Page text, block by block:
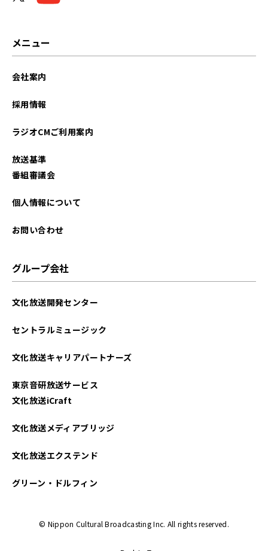
メニュー
会社案内
採用情報
ラジオCMご利用案内
放送基準
番組審議会
個人情報について
お問い合わせ
グループ会社
文化放送開発センター
セントラルミュージック
文化放送キャリアパートナーズ
東京音研放送サービス
文化放送iCraft
文化放送メディアブリッジ
文化放送エクステンド
グリーン・ドルフィン
© Nippon Cultural Broadcasting Inc. All rights reserved.